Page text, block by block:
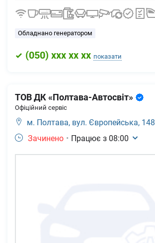
Обладнано генератором
(050) xxx xx xx показати
ТОВ ДК «Полтава-Автосвіт»
Офіційний сервіс
м. Полтава, вул. Європейська, 148
Зачинено • Працює з 08:00